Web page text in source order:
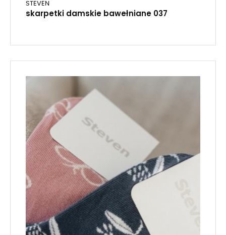
STEVEN
skarpetki damskie bawełniane 037